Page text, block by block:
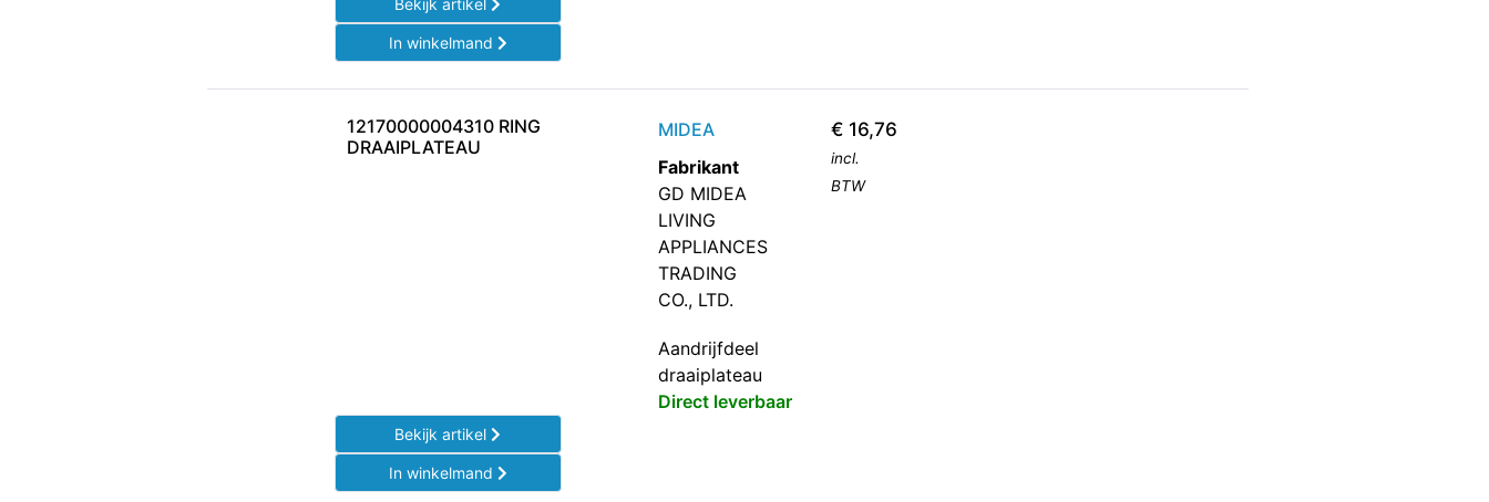
Bekijk artikel
In winkelmand
12170000004310 RING
DRAAIPLATEAU
MIDEA
Fabrikant
GD MIDEA
LIVING
APPLIANCES
TRADING
CO., LTD.
Aandrijfdeel
draaiplateau
Direct leverbaar
€ 16,76
incl.
BTW
Bekijk artikel
In winkelmand